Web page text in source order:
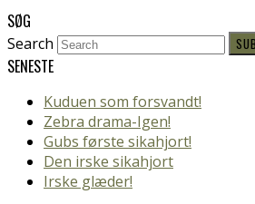
SØG
Search
SENESTE
Kuduen som forsvandt!
Zebra drama-Igen!
Gubs første sikahjort!
Den irske sikahjort
Irske glæder!